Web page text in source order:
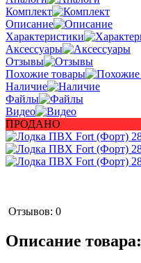
Комплект
Описание
Характеристики
Аксессуары
Отзывы
Похожие товары
Наличие
Файлы
Видео
ПРОДАНО
Отзывов: 0
Описание товара: